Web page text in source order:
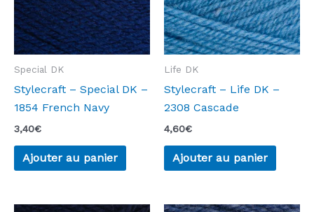
Special DK
Stylecraft – Special DK –
1854 French Navy
3,40€
Ajouter au panier
Life DK
Stylecraft – Life DK –
2308 Cascade
4,60€
Ajouter au panier